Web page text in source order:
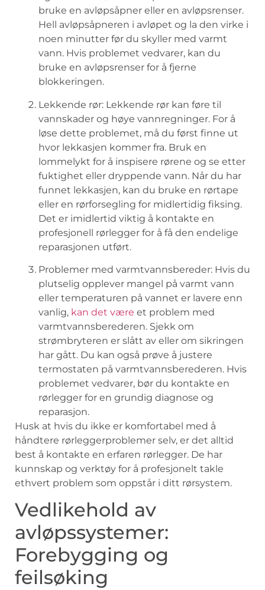
‍bruke en avløpsåpner eller en avløpsrenser.⁢
Hell avløpsåpneren i avløpet ‌og la‍ den​ virke i
noen minutter før du skyller med varmt
‍vann. Hvis problemet vedvarer, ⁢kan du
bruke en⁤ avløpsrenser for å fjerne
blokkeringen.
Lekkende rør: ⁣Lekkende⁢ rør kan ⁤føre til​
vannskader ‌og høye ⁤vannregninger. For å
løse dette problemet, må ⁣du først finne ut​
hvor lekkasjen⁢ kommer​ fra. Bruk en
lommelykt for å inspisere rørene og se etter
fuktighet eller dryppende vann. ⁤Når‌ du har
funnet lekkasjen, kan du bruke en‍ rørtape
eller en rørforsegling for midlertidig ⁤fiksing.‍
Det er⁢ imidlertid viktig ⁣å kontakte ⁢en
‍profesjonell rørlegger ⁣for å få den endelige
reparasjonen utført.
Problemer ​med varmtvannsbereder: Hvis du
plutselig opplever ‍mangel på varmt‍ vann
eller temperaturen på vannet ‌er lavere enn
vanlig,⁣ kan‍ det ⁤være et problem ⁣med⁢
varmtvannsberederen. Sjekk ‍om​
strømbryteren ⁣er slått‍ av​ eller om​ sikringen
har gått. Du ​kan også prøve å justere
termostaten⁢ på varmtvannsberederen. Hvis
⁤problemet vedvarer,⁢ bør du‍ kontakte en
rørlegger for en grundig diagnose og
reparasjon.
Husk​ at hvis du⁤ ikke er komfortabel‌ med å
håndtere rørleggerproblemer selv, er det ​alltid‌
best å kontakte en erfaren⁢ rørlegger. De har‍
kunnskap og verktøy ‌for å profesjonelt ‌takle
ethvert problem‍ som oppstår i ditt⁢ rørsystem.
Vedlikehold⁢ av‍
avløpssystemer:
Forebygging og
feilsøking